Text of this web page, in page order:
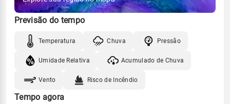
Previsão do tempo
Temperatura Chuva Pressão
Umidade Relativa Acumulado de Chuva
Vento Risco de Incêndio
Tempo agora